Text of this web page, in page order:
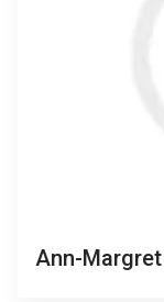
Ann-Margret